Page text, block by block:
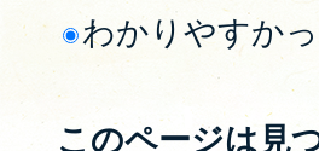
わかりやすか
このページは見